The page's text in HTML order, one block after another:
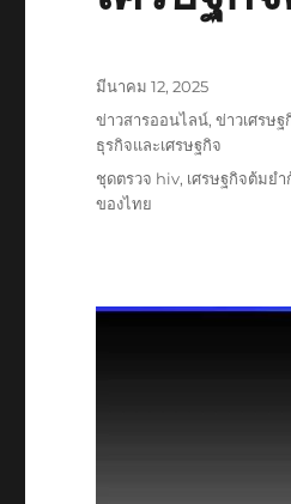
เขียน
เมื่อ
มีนาคม 12, 2025
หมวด
หมู่
ข่าวสารออนไลน์,ข่าวเศรษฐ
ธุรกิจและเศรษฐกิจ
ป้าย
กำกับ
ชุดตรวจ hiv, เศรษฐกิจต้มยำ
ของไทย